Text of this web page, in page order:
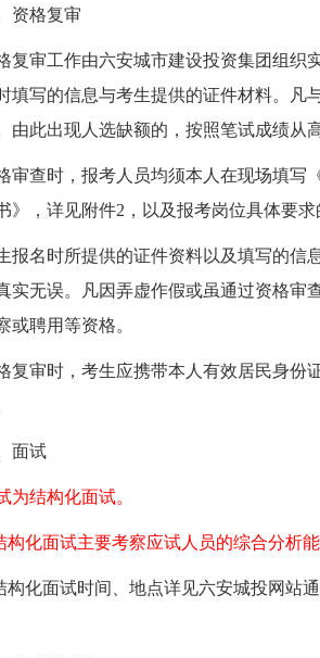
格复审
审工作由六安城市建设投资集团组织实
填写的信息与考生提供的证件材料。
由此出现人选缺额的，按照笔试成绩从
查时，报考人员均须本人在现场填写
》，详见附件2，以及报考岗位具体要求
名时所提供的证件资料以及填写的信
实无误。凡因弄虚作假或虽通过资格审
或聘用等资格。
审时，考生应携带本人有效居民身份证
试
结构化面试。
面试主要考察应试人员的综合分析能
面试时间、地点详见六安城投网站通